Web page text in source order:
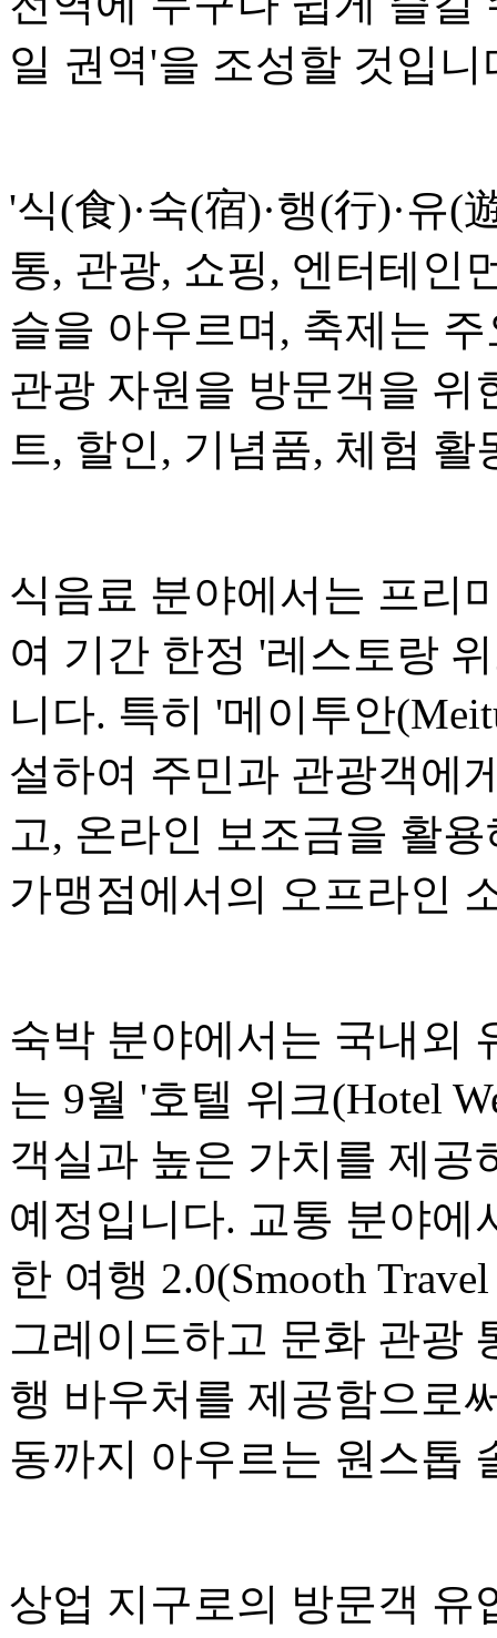
일 권역'을 조성할 것입니
'식(食)·숙(宿)·행(行)·유(
통, 관광, 쇼핑, 엔터테인
슬을 아우르며, 축제는
관광 자원을 방문객을 위
트, 할인, 기념품, 체험
식음료 분야에서는 프리
여 기간 한정 '레스토랑
니다. 특히 '메이투안
설하여 주민과 관광객에
고, 온라인 보조금을 활
가맹점에서의 오프라인
숙박 분야에서는 국내외
는 9월 '호텔 위크(Hotel
객실과 높은 가치를 제
예정입니다. 교통 분야
한 여행 2.0(Smooth
그레이드하고 문화 관광
행 바우처를 제공함으로
동까지 아우르는 원스톱
상업 지구로의 방문객 유